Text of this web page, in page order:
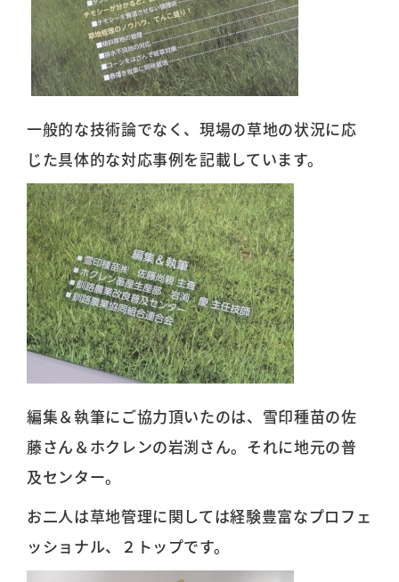
一般的な技術論でなく、現場の草地の状況に応
じた具体的な対応事例を記載しています。
編集＆執筆にご協力頂いたのは、雪印種苗の佐
藤さん＆ホクレンの岩渕さん。それに地元の普
及センター。
お二人は草地管理に関しては経験豊富なプロフェ
ッショナル、２トップです。